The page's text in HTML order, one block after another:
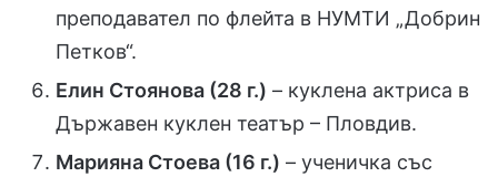
преподавател по флейта в НУМТИ „Добрин
Петков“.
Елин Стоянова (28 г.) – куклена актриса в
Държавен куклен театър – Пловдив.
Марияна Стоева (16 г.) – ученичка със